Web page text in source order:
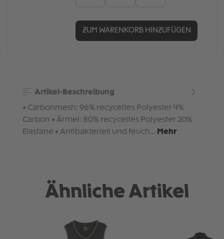
ZUM WARENKORB HINZUFÜGEN
Artikel-Beschreibung
• Carbonmesh: 96% recyceltes Polyester 4%
Carbon • Ärmel: 80% recyceltes Polyester 20%
Elastane • Antibakteriell und feuch… Mehr
Ähnliche Artikel
Produktgalerie überspringen